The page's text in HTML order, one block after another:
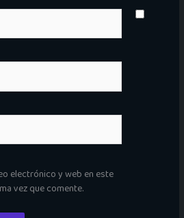
electrónico y web en este
vez que comente.